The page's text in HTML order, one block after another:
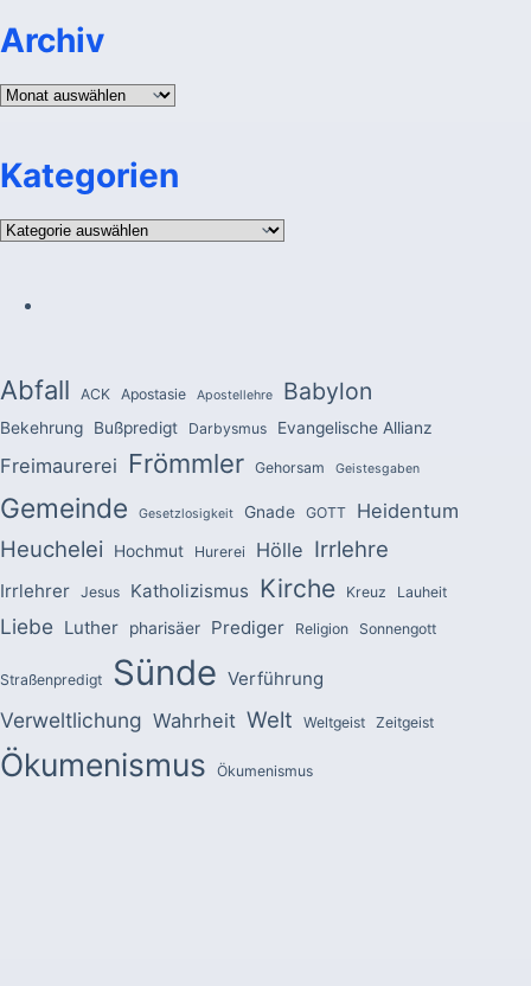
Archiv
Archiv
Kategorien
Kategorien
Abfall ACK Apostasie Apostellehre Babylon
Bekehrung Bußpredigt Darbysmus Evangelische Allianz
Freimaurerei Frömmler Gehorsam Geistesgaben
Gemeinde Gesetzlosigkeit Gnade GOTT Heidentum
Heuchelei Hochmut Hurerei Hölle Irrlehre
Irrlehrer Jesus Katholizismus Kirche Kreuz Lauheit
Liebe Luther pharisäer Prediger Religion Sonnengott
Straßenpredigt Sünde Verführung
Verweltlichung Wahrheit Welt Weltgeist Zeitgeist
Ökumenismus Ökumenismus